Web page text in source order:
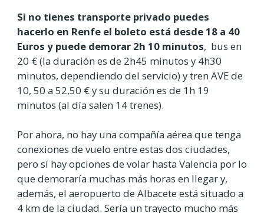
Si no tienes transporte privado puedes
hacerlo en Renfe el boleto está desde 18 a 40
Euros y puede demorar 2h 10 minutos, bus en
20 € (la duración es de 2h45 minutos y 4h30
minutos, dependiendo del servicio) y tren AVE de
10, 50 a 52,50 € y su duración es de 1h 19
minutos (al día salen 14 trenes).
Por ahora, no hay una compañía aérea que tenga
conexiones de vuelo entre estas dos ciudades,
pero sí hay opciones de volar hasta Valencia por lo
que demoraría muchas más horas en llegar y,
además, el aeropuerto de Albacete está situado a
4 km de la ciudad. Sería un trayecto mucho más